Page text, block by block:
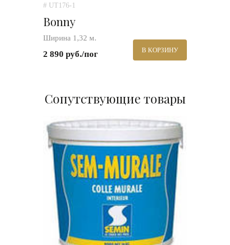
# UT176-1
Bonny
Ширина 1,32 м.
2 890 руб./пог В КОРЗИНУ
Сопутствующие товары